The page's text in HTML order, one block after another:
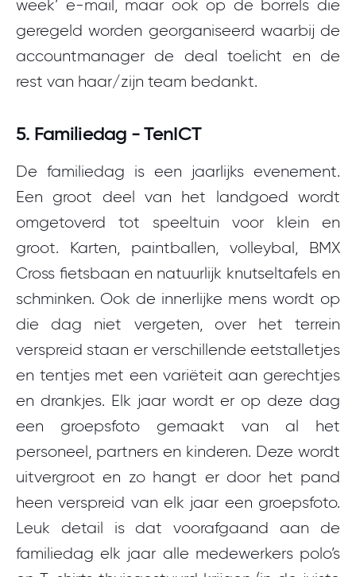
week’ e-mail, maar ook op de borrels die
geregeld worden georganiseerd waarbij de
accountmanager de deal toelicht en de
rest van haar/zijn team bedankt.
5. Familiedag - TenICT
De familiedag is een jaarlijks evenement.
Een groot deel van het landgoed wordt
omgetoverd tot speeltuin voor klein en
groot. Karten, paintballen, volleybal, BMX
Cross fietsbaan en natuurlijk knutseltafels en
schminken. Ook de innerlijke mens wordt op
die dag niet vergeten, over het terrein
verspreid staan er verschillende eetstalletjes
en tentjes met een variëteit aan gerechtjes
en drankjes. Elk jaar wordt er op deze dag
een groepsfoto gemaakt van al het
personeel, partners en kinderen. Deze wordt
uitvergroot en zo hangt er door het pand
heen verspreid van elk jaar een groepsfoto.
Leuk detail is dat voorafgaand aan de
familiedag elk jaar alle medewerkers polo’s